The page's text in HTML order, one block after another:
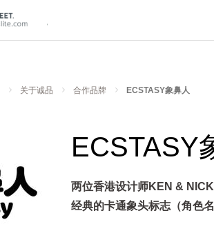
关于诚品 合作品牌 ECSTASY象鼻人
ECSTASY
两位香港设计师KEN &
经典的卡通象头标志（角色